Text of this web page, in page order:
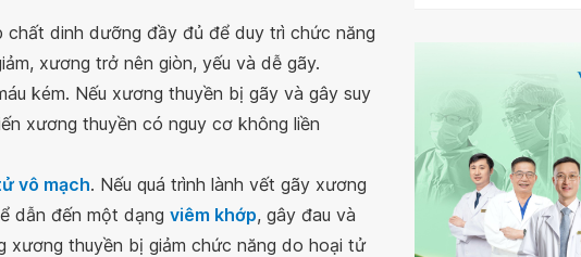
dinh dưỡng đầy đủ để duy trì chức năng
xương trở nên giòn, yếu và dễ gãy.
kém. Nếu xương thuyền bị gãy và gây suy
xương thuyền có nguy cơ không liền
vô mạch. Nếu quá trình lành vết gãy xương
dẫn đến một dạng viêm khớp, gây đau và
thuyền bị giảm chức năng do hoại tử